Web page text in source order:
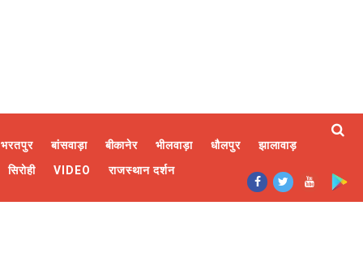
भरतपुर बांसवाड़ा बीकानेर भीलवाड़ा धौलपुर
झालावाड़
सिरोही
VIDEO राजस्थान दर्शन